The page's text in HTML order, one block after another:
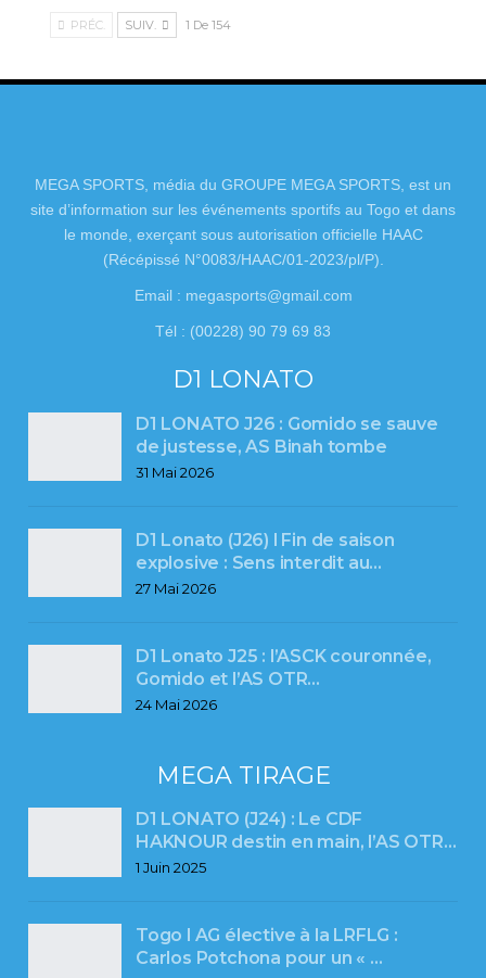
PRÉC. SUIV. 1 De 154
MEGA SPORTS, média du GROUPE MEGA SPORTS, est un
site d’information sur les événements sportifs au Togo et dans
le monde, exerçant sous autorisation officielle HAAC
(Récépissé N°0083/HAAC/01-2023/pl/P).
Email : megasports@gmail.com
Tél : (00228) 90 79 69 83
D1 LONATO
D1 LONATO J26 : Gomido se sauve
de justesse, AS Binah tombe
31 Mai 2026
D1 Lonato (J26) l Fin de saison
explosive : Sens interdit au…
27 Mai 2026
D1 Lonato J25 : l’ASCK couronnée,
Gomido et l’AS OTR…
24 Mai 2026
MEGA TIRAGE
D1 LONATO (J24) : Le CDF
HAKNOUR destin en main, l’AS OTR…
1 Juin 2025
Togo l AG élective à la LRFLG :
Carlos Potchona pour un « …